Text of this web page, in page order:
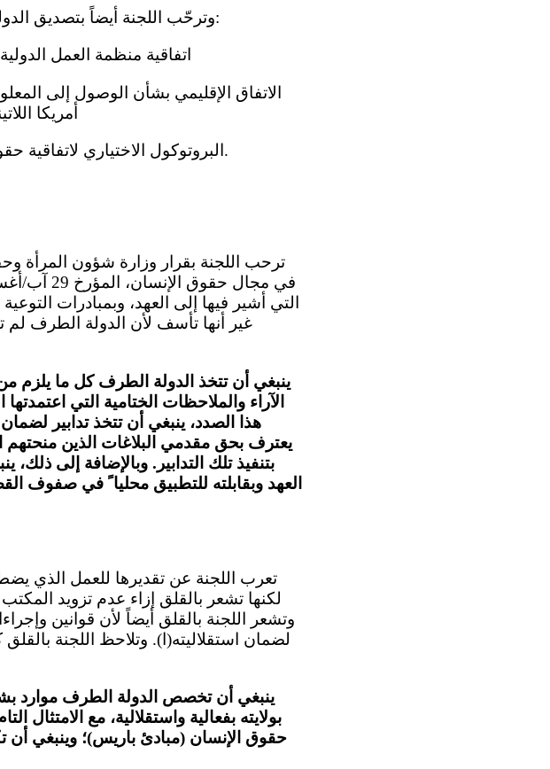
4- وترحّب اللجنة أيضاً بتصديق الدولة الطرف على الصكوك الدولية التالية، أو بانضمامها إليها:
(أ) اتفاقية منظمة العمل الدولية بشأن
أمريكا
(ج) البروتوكول الاختياري لاتفاقية حقوق الطفل المتعلق بإجراء تقديم البلاغات، في عام 2018.
التي أشير فيها إلى العهد، وبمبادرات
غير أنها تأسف لأن الدولة الطرف لم
ينبغي أن تتخذ الدولة الطرف كل ما يلزم
هذا الصدد، ينبغي أن تتخذ تدابير
يعترف بحق مقدمي البلاغات الذين منحتهم
بتنفيذ تلك التدابير. وبالإضافة إلى
العهد وبقابلته للتطبيق محليا ً في صفوف
لكنها تشعر بالقلق إزاء عدم تزويد المكتب
وتشعر اللجنة بالقلق أيضاً لأن قوانين
لضمان استقلاليته(ا). وتلاحظ اللجنة
ينبغي أن تخصص الدولة الطرف موارد
بولايته بفعالية واستقلالية، مع الامتثال
حقوق الإنسان (مبادئ باريس)؛ وينبغي أن